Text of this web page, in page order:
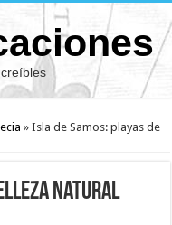
» Isla de Samos: playas de
natural